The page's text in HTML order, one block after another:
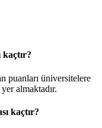
puanları üniversitelere
almaktadır.
kaçtır?